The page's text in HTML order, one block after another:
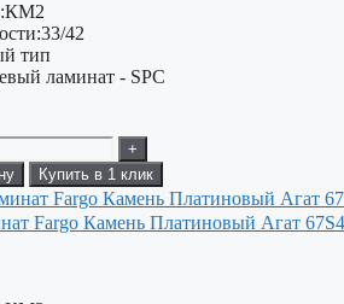
КМ2
33/42
тип
ламинат - SPC
+
Купить в 1 клик
Fargo Камень Платиновый Агат